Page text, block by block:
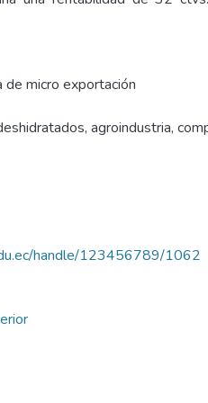
de micro exportación
agroindustria,
handle/123456789/1062